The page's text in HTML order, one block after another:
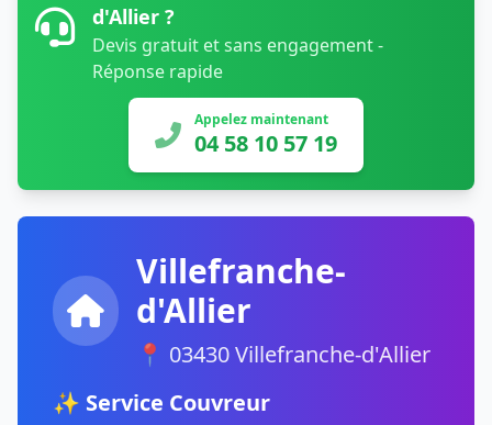
d'Allier ?
Devis gratuit et sans engagement -
Réponse rapide
Appelez maintenant
04 58 10 57 19
Villefranche-
d'Allier
📍 03430 Villefranche-d'Allier
✨ Service Couvreur